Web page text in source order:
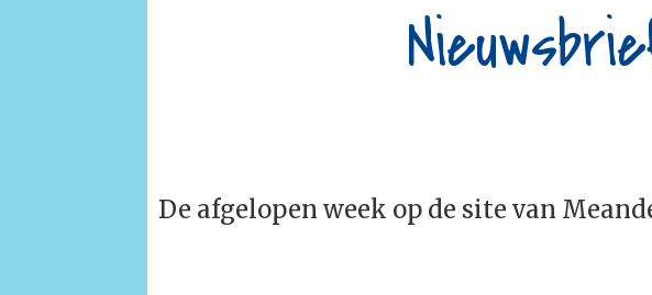
De afgelopen week op de site van